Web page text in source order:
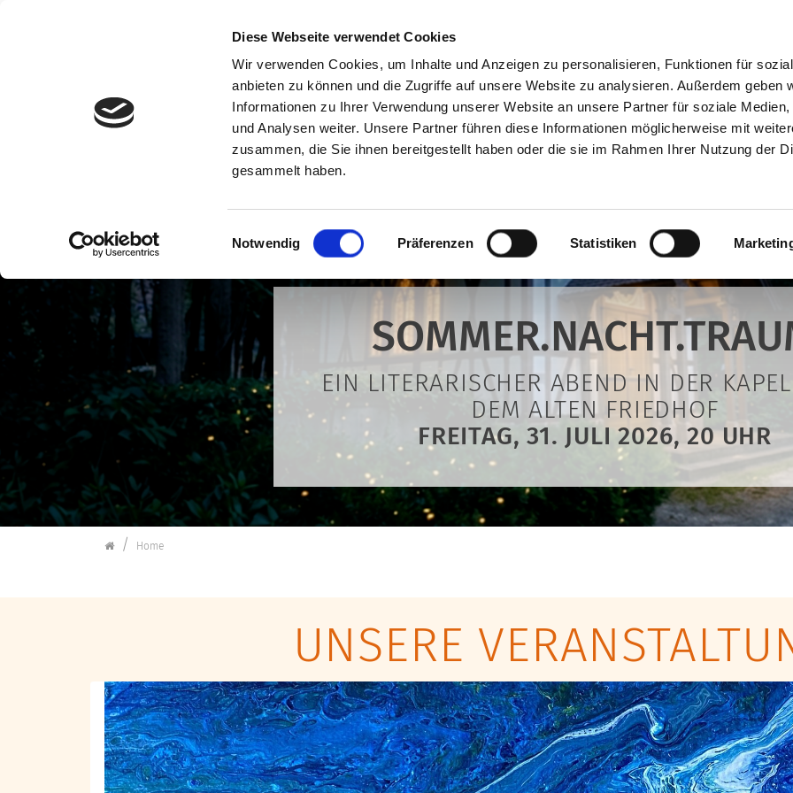
Diese Webseite verwendet Cookies
Wir verwenden Cookies, um Inhalte und Anzeigen zu personalisieren, Funktionen für
anbieten zu können und die Zugriffe auf unsere Website zu analysieren. Außerdem geben
Informationen zu Ihrer Verwendung unserer Website an unsere Partner für soziale Medien,
und Analysen weiter. Unsere Partner führen diese Informationen möglicherweise mit
zusammen, die Sie ihnen bereitgestellt haben oder die sie im Rahmen Ihrer Nutzung der
gesammelt haben.
Einwilligungsauswahl
Notwendig Präferenzen Statistiken
VERANSTALTUNGEN SKULPTUREN WERKSTATT
EIN LITERARISCHER ABEND IN DER
DEM ALTEN FRIEDHOF
FREITAG, 31. JULI 2026, 20 UHR
Kulturforum Schorndorf
Home
UNSERE